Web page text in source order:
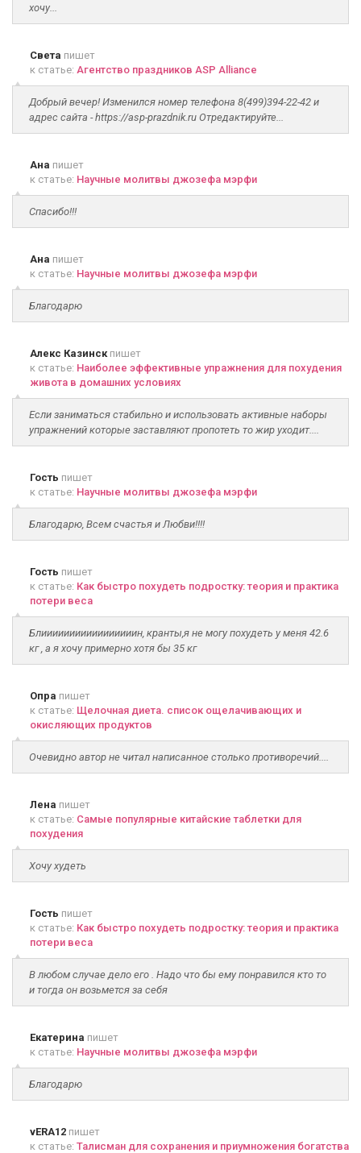
хочу...
Света пишет
к статье: Агентство праздников ASP Alliance
Добрый вечер! Изменился номер телефона 8(499)394-22-42 и
адрес сайта - https://asp-prazdnik.ru Отредактируйте...
Ана пишет
к статье: Научные молитвы джозефа мэрфи
Спасибо!!!
Ана пишет
к статье: Научные молитвы джозефа мэрфи
Благодарю
Алекс Казинскпишет
к статье: Наиболее эффективные упражнения для похудения
живота в домашних условиях
Если заниматься стабильно и использовать активные наборы
упражнений которые заставляют пропотеть то жир уходит....
Гость пишет
к статье: Научные молитвы джозефа мэрфи
Благодарю, Всем счастья и Любви!!!!
Гость пишет
к статье: Как быстро похудеть подростку: теория и практика
потери веса
Блииииииииииииииииин, кранты,я не могу похудеть у меня 42.6
кг , а я хочу примерно хотя бы 35 кг
Опра пишет
к статье: Щелочная диета. список ощелачивающих и
окисляющих продуктов
Очевидно автор не читал написанное столько противоречий....
Лена пишет
к статье: Самые популярные китайские таблетки для
похудения
Хочу худеть
Гость пишет
к статье: Как быстро похудеть подростку: теория и практика
потери веса
В любом случае дело его . Надо что бы ему понравился кто то
и тогда он возьмется за себя
Екатерина пишет
к статье: Научные молитвы джозефа мэрфи
Благодарю
vERA12 пишет
к статье: Талисман для сохранения и приумножения богатства